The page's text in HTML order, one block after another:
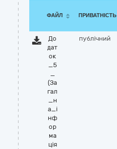
ФАЙЛ ПРИВАТНІСТЬ
До
дат
ок
_5
_
(За
гал
_н
а_i
нф
ор
ма
цiя
публічний